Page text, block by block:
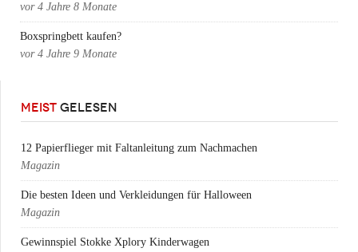
vor 4 Jahre 8 Monate
Boxspringbett kaufen?
vor 4 Jahre 9 Monate
MEIST GELESEN
12 Papierflieger mit Faltanleitung zum Nachmachen
Magazin
Die besten Ideen und Verkleidungen für Halloween
Magazin
Gewinnspiel Stokke Xplory Kinderwagen